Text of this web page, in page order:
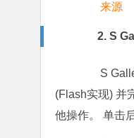
来源
2. S
S Gallery
(Flash实现) 并
他操作。 单击